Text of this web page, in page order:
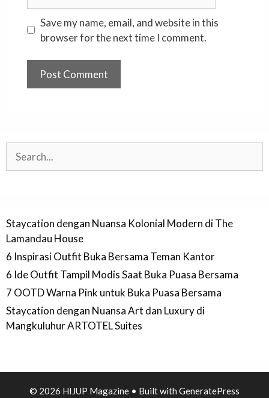
Save my name, email, and website in this
browser for the next time I comment.
Staycation dengan Nuansa Kolonial Modern di The
Lamandau House
6 Inspirasi Outfit Buka Bersama Teman Kantor
6 Ide Outfit Tampil Modis Saat Buka Puasa Bersama
7 OOTD Warna Pink untuk Buka Puasa Bersama
Staycation dengan Nuansa Art dan Luxury di
Mangkuluhur ARTOTEL Suites
© 2026 HIJUP Magazine • Built with GeneratePress